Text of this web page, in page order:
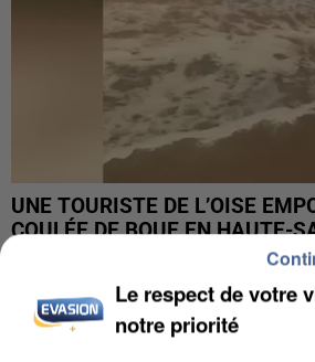
UNE TOURISTE DE L’OISE
COULÉE DE BOUE EN HAUTE-
Le respect de votre
notre priorité